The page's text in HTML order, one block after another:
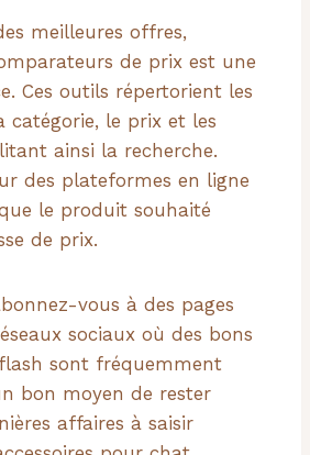
meilleures offres,
de prix est une
Ces outils répertorient les
catégorie, le prix et les
ainsi la recherche.
des plateformes en ligne
le produit souhaité
de prix.
vous à des pages
sociaux où des bons
sont fréquemment
bon moyen de rester
affaires à saisir